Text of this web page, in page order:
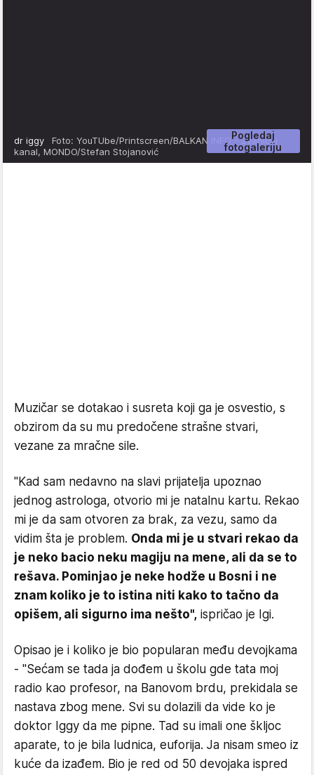
Pogledaj
fotogaleriju
dr iggy Foto: YouTUbe/Printscreen/BALKAN INFO - Zvanični
kanal, MONDO/Stefan Stojanović
Muzičar se dotakao i susreta koji ga je osvestio, s
obzirom da su mu predočene strašne stvari,
vezane za mračne sile.
"Kad sam nedavno na slavi prijatelja upoznao
jednog astrologa, otvorio mi je natalnu kartu. Rekao
mi je da sam otvoren za brak, za vezu, samo da
vidim šta je problem. Onda mi je u stvari rekao da
je neko bacio neku magiju na mene, ali da se to
rešava. Pominjao je neke hodže u Bosni i ne
znam koliko je to istina niti kako to tačno da
opišem, ali sigurno ima nešto", ispričao je Igi.
Opisao je i koliko je bio popularan među devojkama
- "Sećam se tada ja dođem u školu gde tata moj
radio kao profesor, na Banovom brdu, prekidala se
nastava zbog mene. Svi su dolazili da vide ko je
doktor Iggy da me pipne. Tad su imali one škljoc
aparate, to je bila ludnica, euforija. Ja nisam smeo iz
kuće da izađem. Bio je red od 50 devojaka ispred